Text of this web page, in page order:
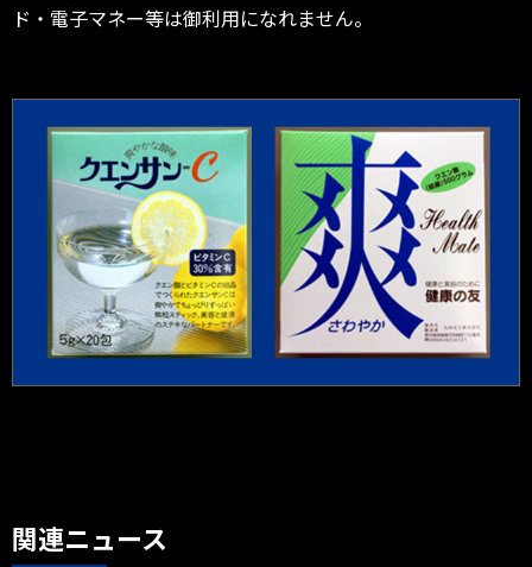
ド・電子マネー等は御利用になれません。
関連ニュース